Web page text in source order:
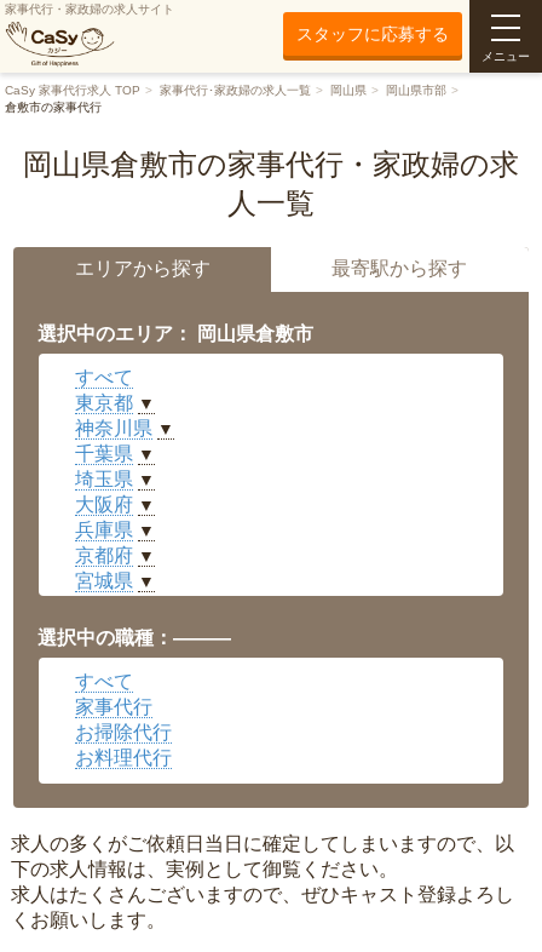
家事代行・家政婦の求人サイト
スタッフに応募する
メニュー
CaSy 家事代行求人 TOP 家事代行･家政婦の求人一覧 岡山県
岡山県市部
倉敷市の家事代行
岡山県倉敷市の家事代行・家政婦の求
人一覧
エリアから探す 最寄駅から探す
選択中のエリア： 岡山県倉敷市
すべて
東京都 ▼
神奈川県 ▼
千葉県 ▼
埼玉県 ▼
大阪府 ▼
兵庫県 ▼
京都府 ▼
宮城県 ▼
福井県 ▼
岡山県 ▼
広島県
沖縄県 ▼
選択中の職種：———
すべて
家事代行
お掃除代行
お料理代行
求人の多くがご依頼日当日に確定してしまいますので、以
下の求人情報は、実例として御覧ください。
求人はたくさんございますので、ぜひキャスト登録よろし
くお願いします。